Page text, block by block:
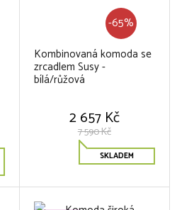
-65%
Kombinovaná komoda se
zrcadlem Susy -
bílá/růžová
2 657 Kč
7 590 Kč
SKLADEM